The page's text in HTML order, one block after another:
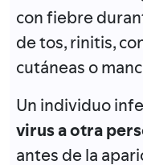
con fiebre
de tos, rinitis,
cutáneas o
Un individuo
virus a otra
antes de la